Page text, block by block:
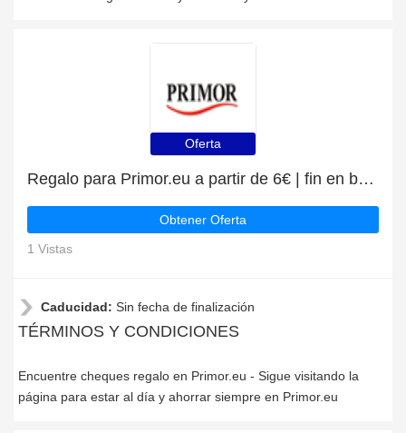
Oferta
Regalo para Primor.eu a partir de 6€ | fin en breve
Obtener Oferta
1 Vistas
Caducidad: Sin fecha de finalización
TÉRMINOS Y CONDICIONES
Encuentre cheques regalo en Primor.eu - Sigue visitando la
página para estar al día y ahorrar siempre en Primor.eu